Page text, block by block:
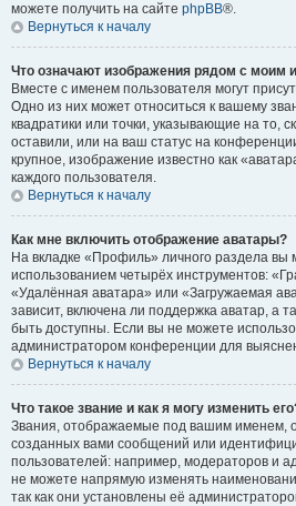
можете получить на сайте phpBB®.
Вернуться к началу
Что означают изображения рядом с моим
Вместе с именем пользователя могут
Одно из них может относиться к вашему
квадратики или точки, указывающие на то,
оставили, или на ваш статус на
крупное, изображение известно как
каждого пользователя.
Вернуться к началу
Как мне включить отображение аватары?
На вкладке «Профиль» личного раздела вы
использованием четырёх инструментов:
«Удалённая аватара» или «Загружаемая
зависит, включена ли поддержка аватар, а
быть доступны. Если вы не можете
администратором конференции для
Вернуться к началу
Что такое звание и как я могу изменить
Звания, отображаемые под вашим именем,
созданных вами сообщений или
пользователей: например, модераторов и
не можете напрямую изменять
так как они установлены её